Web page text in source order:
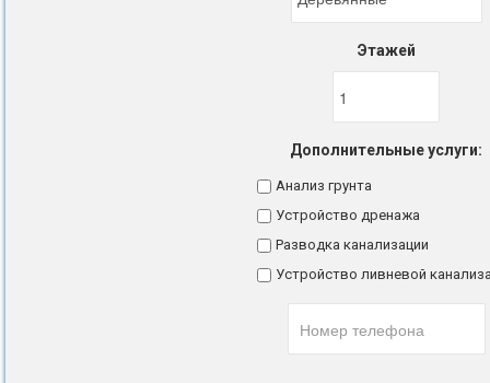
Этажей
Дополнительные услуги:
Анализ грунта
Устройство дренажа
Разводка канализации
Устройство ливневой